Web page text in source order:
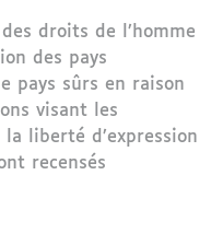
droits de l’homme
des pays
pays sûrs en raison
visant les
liberté d’expression
recensés